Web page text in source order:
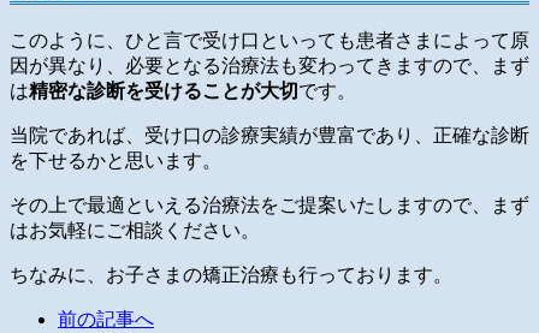
このように、ひと言で受け口といっても患者さまによって原
因が異なり、必要となる治療法も変わってきますので、まず
は精密な診断を受けることが大切です。
当院であれば、受け口の診療実績が豊富であり、正確な診断
を下せるかと思います。
その上で最適といえる治療法をご提案いたしますので、まず
はお気軽にご相談ください。
ちなみに、お子さまの矯正治療も行っております。
前の記事へ